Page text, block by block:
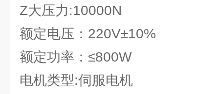
Z大压力:10000N
额定电压：220V±10%
额定功率：≤800W
电机类型:伺服电机